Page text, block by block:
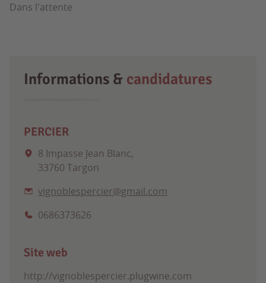
Dans l'attente
Informations & candidatures
PERCIER
8 Impasse Jean Blanc,
33760 Targon
vignoblespercier@gmail.com
0686373626
Site web
http://vignoblespercier.plugwine.com